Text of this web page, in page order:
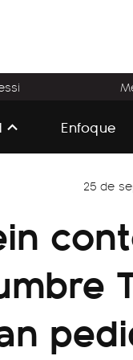
Enfoque
25 de